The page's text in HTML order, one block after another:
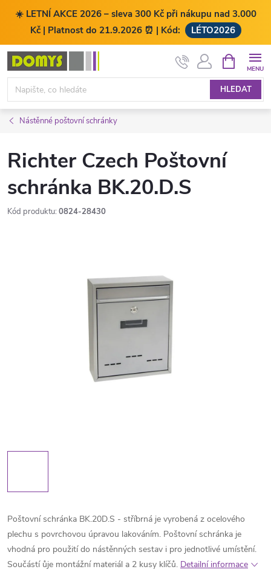
☀️ LETNÍ AKCE 2026 – sleva 300 Kč při nákupu nad 3.000
Kč | Platnost do 21.9.2026 ⏰ | Kód:
LÉTO2026
Přejít
obsah
HLEDAT
NÁKUPNÍ
KOŠÍK
Nástěnné poštovní schránky
Richter Czech Poštovní
schránka BK.20.D.S
Kód produktu: 0824-28430
Poštovní schránka BK.20D.S - stříbrná je vyrobená z ocelového
plechu s povrchovou úpravou lakováním. Poštovní schránka je
vhodná pro použití do nástěnných sestav i pro jednotlivé umístění.
Součástí ůje montážní materiál a 2 kusy klíčů. Detailní informace